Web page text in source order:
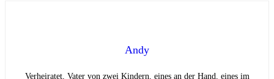
Andy
Verheiratet, Vater von zwei Kindern, eines an der Hand, eines im